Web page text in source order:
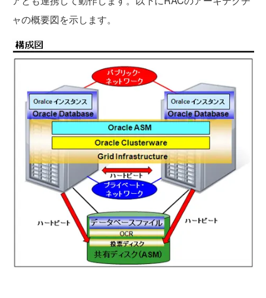
ャの概要図を示します。